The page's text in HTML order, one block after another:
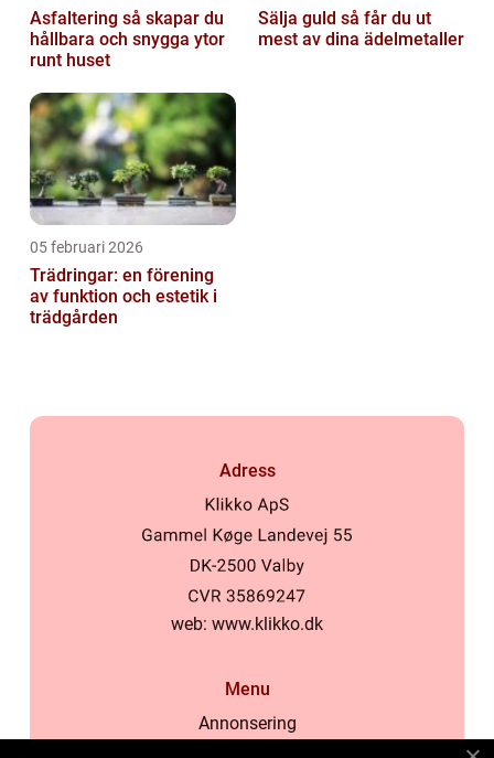
Asfaltering så skapar du
hållbara och snygga ytor
runt huset
Sälja guld så får du ut
mest av dina ädelmetaller
05 februari 2026
Trädringar: en förening
av funktion och estetik i
trädgården
Adress
web: www.klikko.dk
Menu
Annonsering